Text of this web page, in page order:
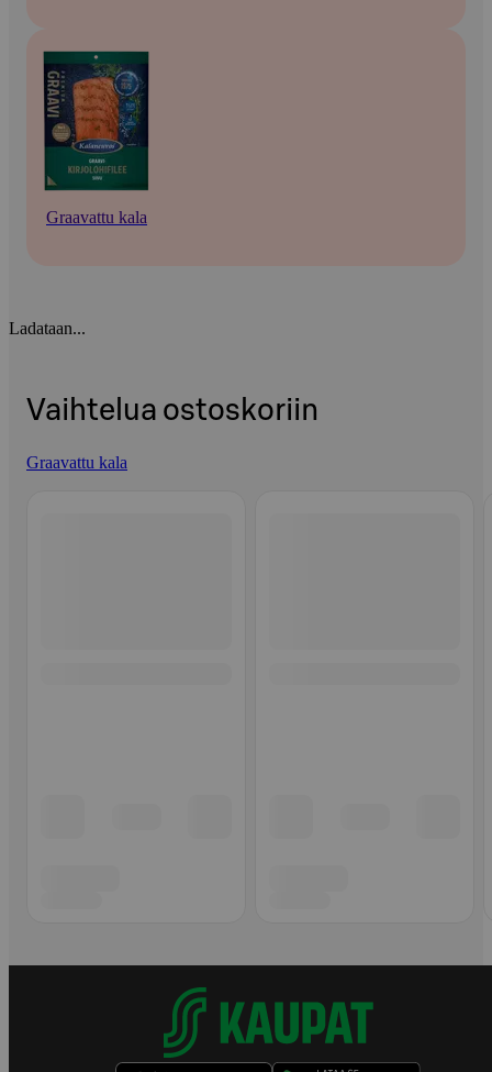
Graavattu kala
Ladataan...
Vaihtelua ostoskoriin
Graavattu kala